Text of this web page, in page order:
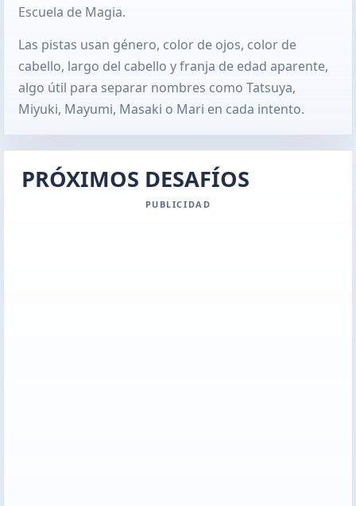
Escuela de Magia.
Las pistas usan género, color de ojos, color de
cabello, largo del cabello y franja de edad aparente,
algo útil para separar nombres como Tatsuya,
Miyuki, Mayumi, Masaki o Mari en cada intento.
PRÓXIMOS DESAFÍOS
PUBLICIDAD